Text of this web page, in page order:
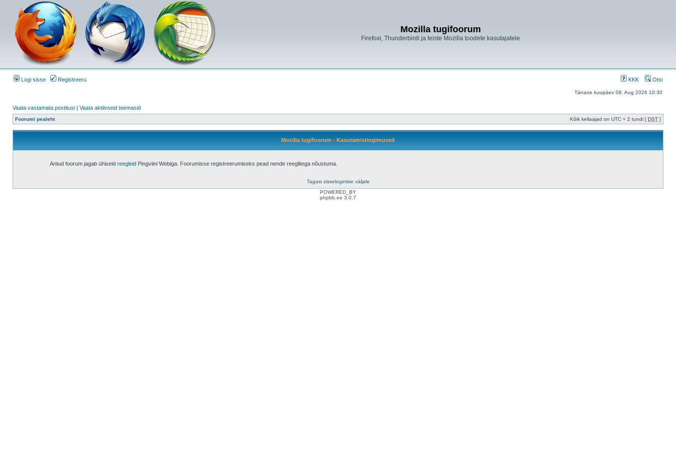
Mozilla tugifoorum
Firefoxi, Thunderbirdi ja teiste Mozilla toodete kasutajatele
Logi sisse Registreeru KKK Otsi
Tänane kuupäev 08. Aug 2026 10:30
Vaata vastamata postitusi | Vaata aktiivseid teemasid
Foorumi pealeht Kõik kellaajad on UTC + 2 tundi [ DST ]
Mozilla tugifoorum - Kasutamistingimused
Antud foorum jagab ühiseid reegleidPingviini Webiga. Foorumisse registreerumiseks pead nende reeglitega nõustuma.
Tagasi sisselogimise väljale
POWERED_BY
phpbb.ee 3.0.7